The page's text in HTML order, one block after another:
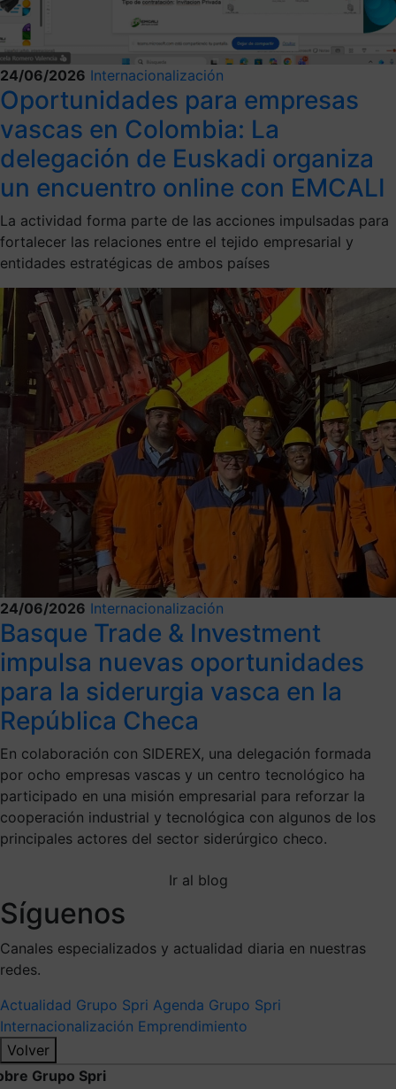
24/06/2026 Internacionalización
Oportunidades para empresas
vascas en Colombia: La
delegación de Euskadi organiza
un encuentro online con EMCALI
La actividad forma parte de las acciones impulsadas para
fortalecer las relaciones entre el tejido empresarial y
entidades estratégicas de ambos países
24/06/2026 Internacionalización
Basque Trade & Investment
impulsa nuevas oportunidades
para la siderurgia vasca en la
República Checa
En colaboración con SIDEREX, una delegación formada
por ocho empresas vascas y un centro tecnológico ha
participado en una misión empresarial para reforzar la
cooperación industrial y tecnológica con algunos de los
principales actores del sector siderúrgico checo.
Ir al blog
Síguenos
Canales especializados y actualidad diaria en nuestras
redes.
Actualidad Grupo Spri Agenda Grupo Spri
Internacionalización Emprendimiento
Volver
Grupo Spri